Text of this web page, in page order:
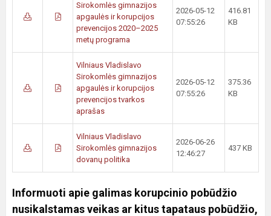
Sirokomlės gimnazijos
apgaulės ir korupcijos
prevencijos 2020–2025
metų programa
2026-05-12
07:55:26
416.81
KB
Vilniaus Vladislavo
Sirokomlės gimnazijos
apgaulės ir korupcijos
prevencijos tvarkos
aprašas
2026-05-12
07:55:26
375.36
KB
Vilniaus Vladislavo
Sirokomlės gimnazijos
dovanų politika
2026-06-26
12:46:27
437 KB
Informuoti apie galimas korupcinio pobūdžio
nusikalstamas veikas ar kitus tapataus pobūdžio,